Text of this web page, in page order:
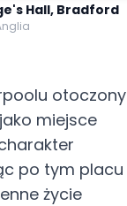
Hall, Bradford
otoczony
miejsce
po tym placu
życie